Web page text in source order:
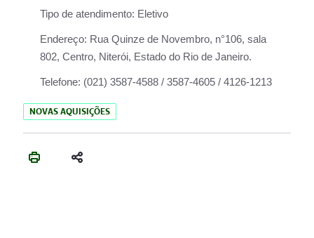
Tipo de atendimento: Eletivo
Endereço: Rua Quinze de Novembro, n°106, sala
802, Centro, Niterói, Estado do Rio de Janeiro.
Telefone: (021) 3587-4588 / 3587-4605 / 4126-1213
NOVAS AQUISIÇÕES